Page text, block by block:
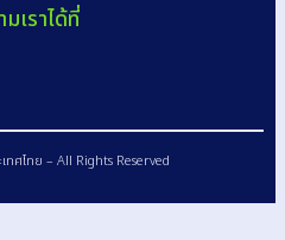
เราได้ที่
ทศไทย – All Rights Reserved